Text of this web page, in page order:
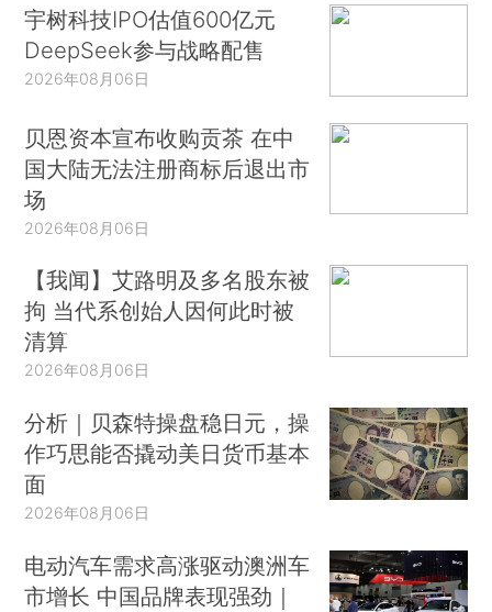
宇树科技IPO估值600亿元
DeepSeek参与战略配售
2026年08月06日
贝恩资本宣布收购贡茶 在中
国大陆无法注册商标后退出市
场
2026年08月06日
【我闻】艾路明及多名股东被
拘 当代系创始人因何此时被
清算
2026年08月06日
分析｜贝森特操盘稳日元，操
作巧思能否撬动美日货币基本
面
2026年08月06日
电动汽车需求高涨驱动澳洲车
市增长 中国品牌表现强劲｜